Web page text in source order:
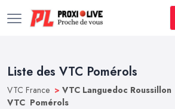
Liste des VTC Pomérols
VTC France > VTC Languedoc Roussillon
VTC Pomérols